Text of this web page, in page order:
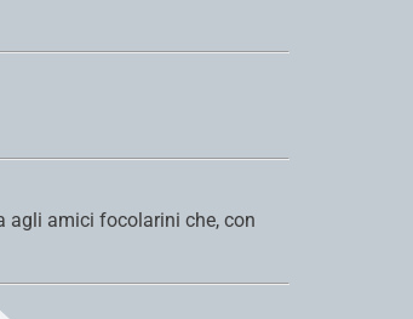
agli amici focolarini che, con